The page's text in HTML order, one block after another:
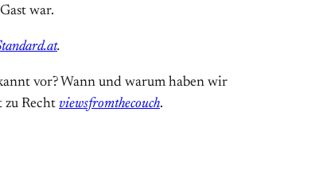
war.
.
vor? Wann und warum haben wir
zu Recht viewsfromthecouch.